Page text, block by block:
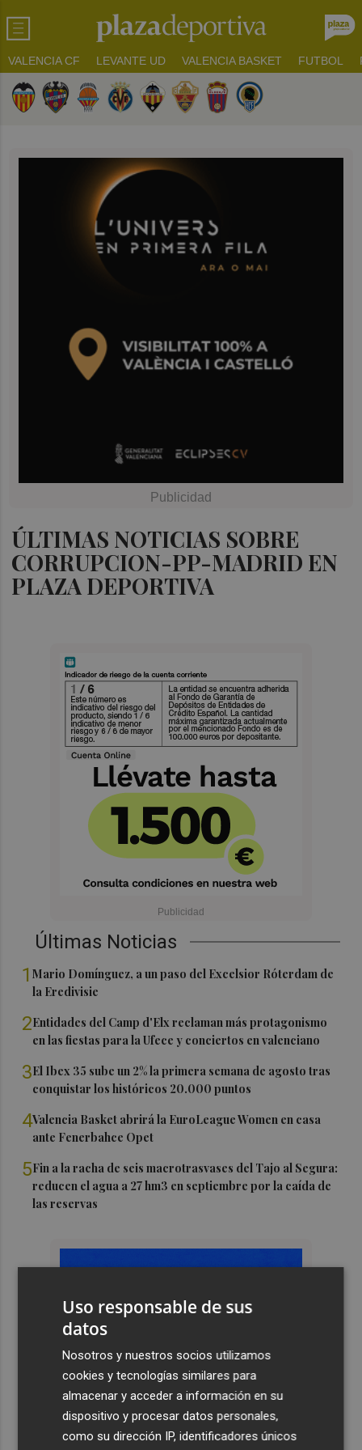
VALENCIA CF LEVANTE UD VALENCIA BASKET FUTBOL
ÚLTIMAS NOTICIAS SOBRE
CORRUPCION-PP-MADRID EN
PLAZA DEPORTIVA
Últimas Noticias
1Mario Domínguez, a un paso del Excelsior Róterdam de
la Eredivisie
2Entidades del Camp d'Elx reclaman más protagonismo
en las fiestas para la Ufece y conciertos en valenciano
3El Ibex 35 sube un 2% la primera semana de agosto tras
conquistar los históricos 20.000 puntos
4Valencia Basket abrirá la EuroLeague Women en casa
ante Fenerbahce Opet
5Fin a la racha de seis macrotrasvases del Tajo al Segura:
reducen el agua a 27 hm3 en septiembre por la caída de
las reservas
Uso responsable de sus
datos
Nosotros y nuestros socios utilizamos
cookies y tecnologías similares para
almacenar y acceder a información en su
dispositivo y procesar datos personales,
como su dirección IP, identificadores únicos